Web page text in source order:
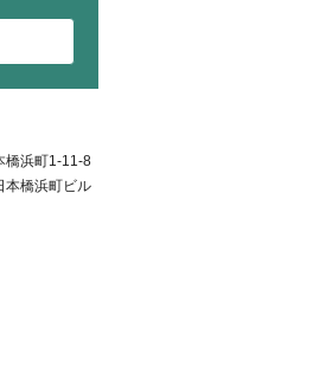
橋浜町1-11-8
本橋浜町ビル